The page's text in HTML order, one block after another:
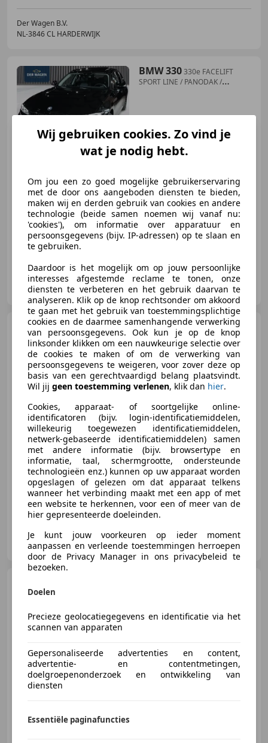
Der Wagen B.V.
NL-3846 CL HARDERWIJK
BMW 330330e FACELIFT
SPORT LINE / PANODAK /
€ 35.900 1
09/2022 54.202 km
Elektro/Benzine
215 kW (292 PK)
Der Wagen B.V.
NL-3846 CL HARDERWIJK
BMW X1 xDr25e M SPORT /
STUURVW / TREKHAAK /
AMBIENTE / 1
06/2021 88.693 km
Elektro/Benzine
162 kW (220 PK)
Der Wagen B.V.
NL-3846 CL HARDERWIJK
€ 45.500 1
215 kW (292 PK)
Wij gebruiken cookies. Zo vind je
wat je nodig hebt.
Om jou een zo goed mogelijke gebruikerservaring
met de door ons aangeboden diensten te bieden,
maken wij en derden gebruik van cookies en andere
technologie (beide samen noemen wij vanaf nu:
'cookies'), om informatie over apparatuur en
persoonsgegevens (bijv. IP-adressen) op te slaan en
te gebruiken.
Daardoor is het mogelijk om op jouw persoonlijke
interesses afgestemde reclame te tonen, onze
diensten te verbeteren en het gebruik daarvan te
analyseren. Klik op de knop rechtsonder om akkoord
te gaan met het gebruik van toestemmingsplichtige
cookies en de daarmee samenhangende verwerking
van persoonsgegevens. Ook kun je op de knop
linksonder klikken om een nauwkeurige selectie over
de cookies te maken of om de verwerking van
persoonsgegevens te weigeren, voor zover deze op
basis van een gerechtvaardigd belang plaatsvindt.
Wil jij geen toestemming verlenen, klik dan hier.
Cookies, apparaat- of soortgelijke online-
identificatoren (bijv. login-identificatiemiddelen,
willekeurig toegewezen identificatiemiddelen,
netwerk-gebaseerde identificatiemiddelen) samen
met andere informatie (bijv. browsertype en
informatie, taal, schermgrootte, ondersteunde
technologieën enz.) kunnen op uw apparaat worden
opgeslagen of gelezen om dat apparaat telkens
wanneer het verbinding maakt met een app of met
een website te herkennen, voor een of meer van de
hier gepresenteerde doeleinden.
Je kunt jouw voorkeuren op ieder moment
aanpassen en verleende toestemmingen herroepen
door de Privacy Manager in ons privacybeleid te
bezoeken.
Doelen
Precieze geolocatiegegevens en identificatie via het
scannen van apparaten
Gepersonaliseerde advertenties en content,
advertentie- en contentmetingen,
doelgroepenonderzoek en ontwikkeling van
diensten
Essentiële paginafuncties